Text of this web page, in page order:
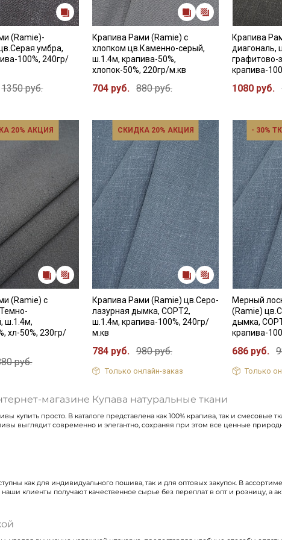
(Ramie)-
умбра,
100%, 240гр/
1350 руб.
Крапива Рами (Ramie) с
хлопком цв.Каменно-серый,
ш.1.4м, крапива-50%,
хлопок-50%, 220гр/м.кв
704 руб. 880 руб.
Крапива
диагональ,
графитово-
крапива-
1080 руб.
20% АКЦИЯ
(Ramie) с
ш.1.4м,
хл-50%, 230гр/
руб.
СКИДКА 20% АКЦИЯ
Крапива Рами (Ramie) цв.Серо-
лазурная дымка, СОРТ2,
ш.1.4м, крапива-100%, 240гр/
м.кв
784 руб. 980 руб.
Только онлайн-заказ
- 30%
Мерный
(Ramie)
дымка,
крапива-
686 руб.
Только
магазине Купава натуральные ткани
купить просто. В каталоге представлена как 100% крапива, так и смесовые
выглядит современно и элегантно, сохраняя при этом все ценные
как для индивидуального пошива, так и для оптовых закупок. В
клиенты получают качественное сырье без переплат в опт и розницу, а
Подписаться
Ознакомлен(а) сПолитикой обработки персональных